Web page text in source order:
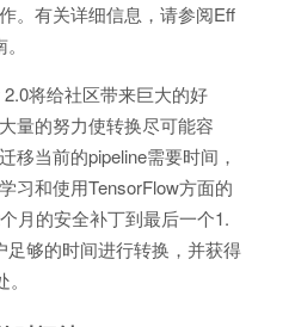
。有关详细信息，请参阅Eff
将给社区带来巨大的好
量的努力使转换尽可能容
移当前的pipeline需要时间，
习和使用TensorFlow方面的
月的安全补丁到最后一个1.
够的时间进行转换，并获得